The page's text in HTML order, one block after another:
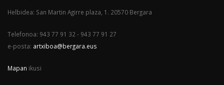
Helbidea: San Martin Agirre plaza, 1. 20570 Bergara
Telefonoa: 943 77 91 32 - 943 77 91 27
e-posta: artxiboa@bergara.eus
Mapan ikusi